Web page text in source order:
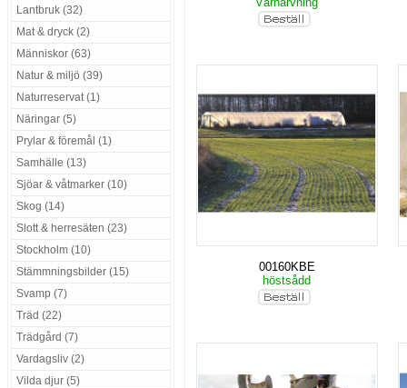
Lantbruk (32)
Mat & dryck (2)
Människor (63)
Natur & miljö (39)
Naturreservat (1)
Näringar (5)
Prylar & föremål (1)
Samhälle (13)
Sjöar & våtmarker (10)
Skog (14)
Slott & herresäten (23)
Stockholm (10)
Stämmningsbilder (15)
Svamp (7)
Träd (22)
Trädgård (7)
Vardagsliv (2)
Vilda djur (5)
00160KBE
höstsådd